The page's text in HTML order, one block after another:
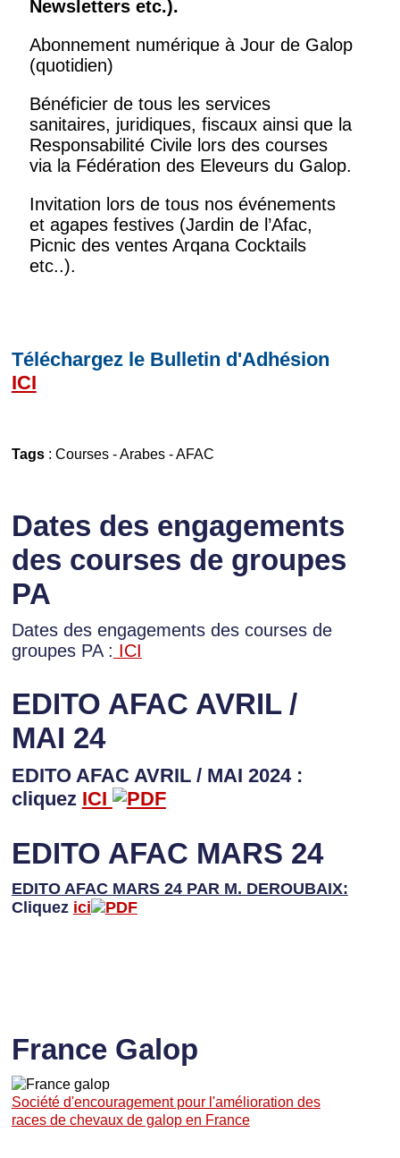
Newsletters etc.).
Abonnement numérique à Jour de Galop
(quotidien)
Bénéficier de tous les services
sanitaires, juridiques, fiscaux ainsi que la
Responsabilité Civile lors des courses
via la Fédération des Eleveurs du Galop.
Invitation lors de tous nos événements
et agapes festives (Jardin de l’Afac,
Picnic des ventes Arqana Cocktails
etc..).
Téléchargez le Bulletin d'Adhésion
ICI
Tags: Courses-Arabes-AFAC
Dates des engagements
des courses de groupes
PA
Dates des engagements des courses de
groupes PA : ICI
EDITO AFAC AVRIL /
MAI 24
EDITO AFAC AVRIL / MAI 2024 :
cliquez ICI
EDITO AFAC MARS 24
EDITO AFAC MARS 24 PAR M. DEROUBAIX:
Cliquez ici
France Galop
Société d'encouragement pour l'amélioration des
races de chevaux de galop en France